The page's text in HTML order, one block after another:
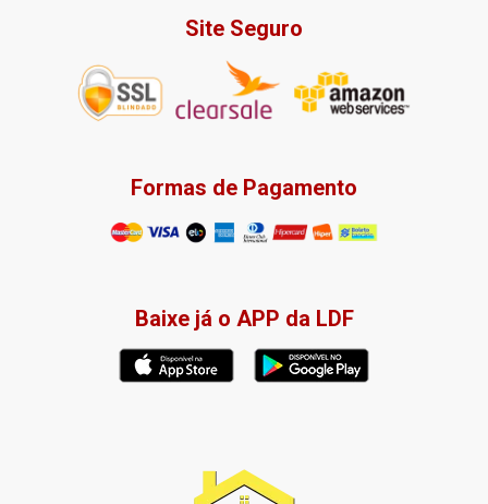
Site Seguro
Formas de Pagamento
Baixe já o APP da LDF